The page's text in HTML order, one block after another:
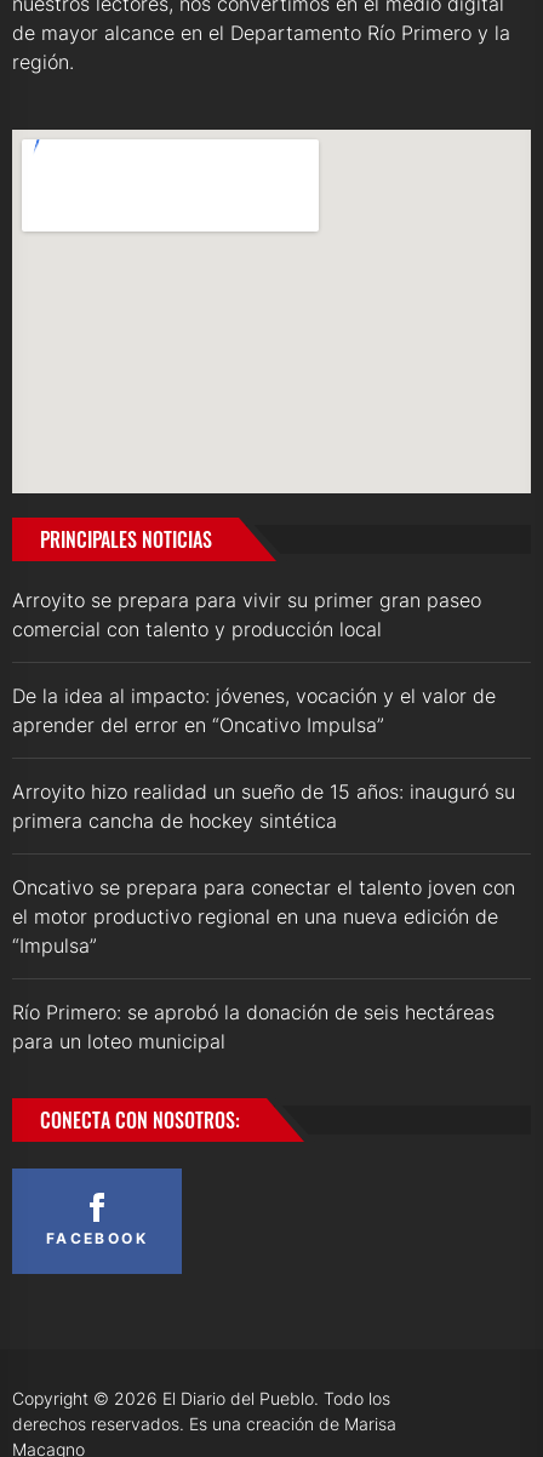
de mayor alcance en el Departamento Río Primero y la
región.
PRINCIPALES NOTICIAS
Arroyito se prepara para vivir su primer gran paseo
comercial con talento y producción local
De la idea al impacto: jóvenes, vocación y el valor de
aprender del error en “Oncativo Impulsa”
Arroyito hizo realidad un sueño de 15 años: inauguró su
primera cancha de hockey sintética
Oncativo se prepara para conectar el talento joven con
el motor productivo regional en una nueva edición de
“Impulsa”
Río Primero: se aprobó la donación de seis hectáreas
para un loteo municipal
CONECTA CON NOSOTROS:
FACEBOOK
Copyright © 2026 El Diario del Pueblo. Todo los
derechos reservados. Es una creación de Marisa
Macagno